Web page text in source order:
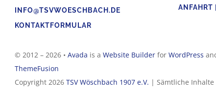
INFO@TSVWOESCHBACH.DE
KONTAKTFORMULAR
ANFAHRT
© 2012 – 2026 • Avada is a Website Builderfor WordPress
ThemeFusion
Copyright 2026 TSV Wöschbach 1907 e.V. | Sämtliche